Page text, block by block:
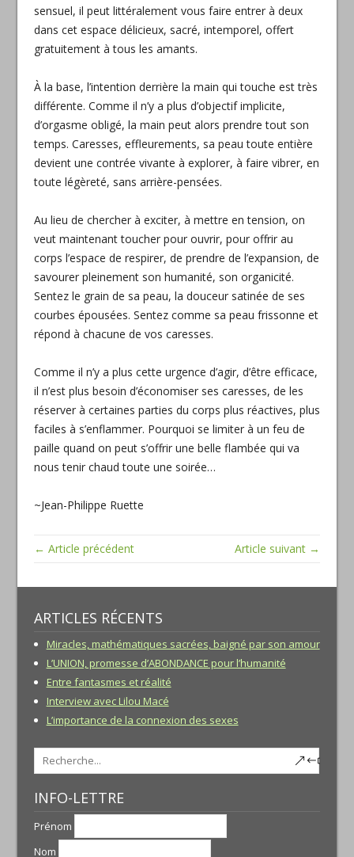
sensuel, il peut littéralement vous faire entrer à deux
dans cet espace délicieux, sacré, intemporel, offert
gratuitement à tous les amants.
À la base, l’intention derrière la main qui touche est très
différente. Comme il n’y a plus d’objectif implicite,
d’orgasme obligé, la main peut alors prendre tout son
temps. Caresses, effleurements, sa peau toute entière
devient une contrée vivante à explorer, à faire vibrer, en
toute légèreté, sans arrière-pensées.
Au lieu de chercher à exciter, à mettre en tension, on
veut maintenant toucher pour ouvrir, pour offrir au
corps l’espace de respirer, de prendre de l’expansion, de
savourer pleinement son humanité, son organicité.
Sentez le grain de sa peau, la douceur satinée de ses
courbes épousées. Sentez comme sa peau frissonne et
répond à chacune de vos caresses.
Comme il n’y a plus cette urgence d’agir, d’être efficace,
il n’est plus besoin d’économiser ses caresses, de les
réserver à certaines parties du corps plus réactives, plus
faciles à s’enflammer. Pourquoi se limiter à un feu de
paille quand on peut s’offrir une belle flambée qui va
nous tenir chaud toute une soirée…
~Jean-Philippe Ruette
← Article précédent Article suivant →
ARTICLES RÉCENTS
Miracles, mathématiques sacrées, baigné par son amour
L’UNION, promesse d’ABONDANCE pour l’humanité
Entre fantasmes et réalité
Interview avec Lilou Macé
L’importance de la connexion des sexes
INFO-LETTRE
Prénom
Nom